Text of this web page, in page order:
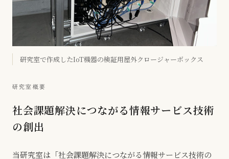
研究室で作成したIoT機器の検証用屋外クロージャーボックス
研究室概要
社会課題解決につながる情報サービス技術
の創出
当研究室は「社会課題解決につながる情報サービス技術の